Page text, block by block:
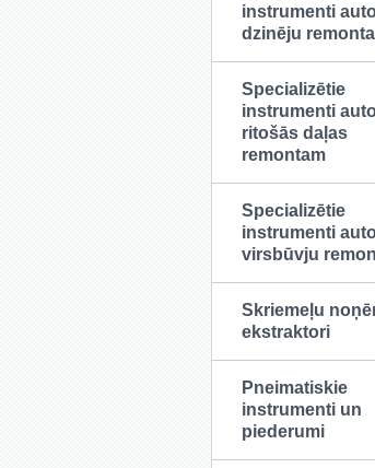
instrumenti
dzinēju
Specializētie
instrumenti
ritošās daļas
remontam
Specializētie
instrumenti
virsbūvju
Skriemeļu
ekstraktori
Pneimatiskie
instrumenti un
piederumi